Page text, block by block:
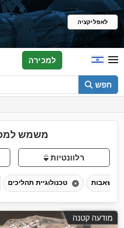
לאפליקציה
חפש
למכירה
משמש
רלוונטיות
מודעה קטנה